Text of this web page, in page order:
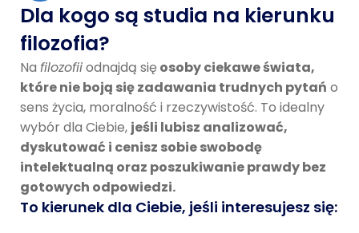
Dla kogo są studia na kierunku
filozofia?
Na filozofiiodnajdą sięosoby ciekawe świata,
które nie boją się zadawania trudnych pytań o
sens życia, moralność i rzeczywistość. To idealny
wybór dla Ciebie, jeśli lubisz analizować,
dyskutować i cenisz sobie swobodę
intelektualną oraz poszukiwanie prawdy bez
gotowych odpowiedzi.
To kierunek dla Ciebie, jeśli interesujesz się: